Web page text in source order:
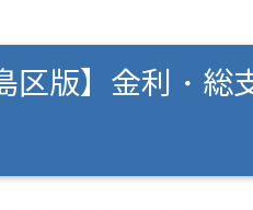
区版】金利・